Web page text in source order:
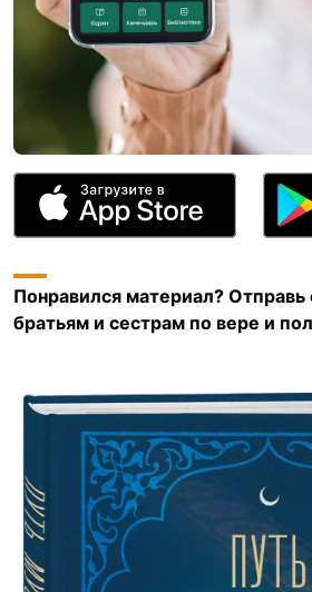
Понравился материал? Отправь
братьям и сестрам по вере и